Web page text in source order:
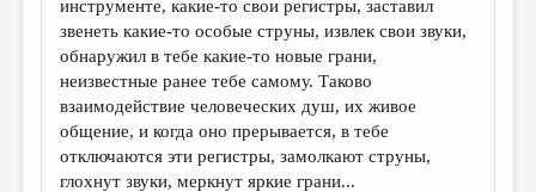
ОБЪЯВЛЕНИЯ
КОЛОНКА РЕДАКТОРА
РЕДКОЛЛЕГИЯ
ОТ РЕДАКЦИИ
инструменте, какие-то свои регистры, заставил
звенеть какие-то особые струны, извлек свои звуки,
обнаружил в тебе какие-то новые грани,
неизвестные ранее тебе самому. Таково
взаимодействие человеческих душ, их живое
общение, и когда оно прерывается, в тебе
отключаются эти регистры, замолкают струны,
глохнут звуки, меркнут яркие грани...